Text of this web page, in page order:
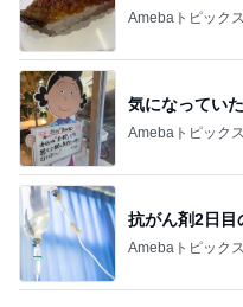
Amebaトピックス
飲み過ぎ食べ
Amebaトピックス